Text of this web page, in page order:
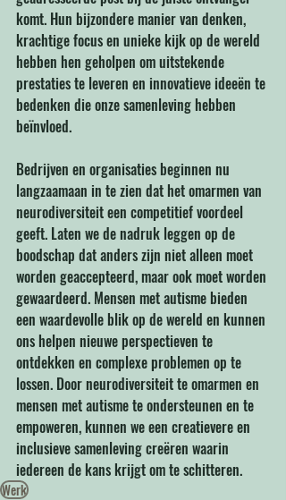
komt. Hun bijzondere manier van denken,
krachtige focus en unieke kijk op de wereld
hebben hen geholpen om uitstekende
prestaties te leveren en innovatieve ideeën te
bedenken die onze samenleving hebben
beïnvloed.
Bedrijven en organisaties beginnen nu
langzaamaan in te zien dat het omarmen van
neurodiversiteit een competitief voordeel
geeft. Laten we de nadruk leggen op de
boodschap dat anders zijn niet alleen moet
worden geaccepteerd, maar ook moet worden
gewaardeerd. Mensen met autisme bieden
een waardevolle blik op de wereld en kunnen
ons helpen nieuwe perspectieven te
ontdekken en complexe problemen op te
lossen. Door neurodiversiteit te omarmen en
mensen met autisme te ondersteunen en te
empoweren, kunnen we een creatievere en
inclusieve samenleving creëren waarin
iedereen de kans krijgt om te schitteren.
Werk